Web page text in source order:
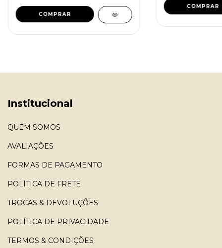
COMPRAR
COMPRAR
Institucional
QUEM SOMOS
AVALIAÇÕES
FORMAS DE PAGAMENTO
POLÍTICA DE FRETE
TROCAS & DEVOLUÇÕES
POLÍTICA DE PRIVACIDADE
TERMOS & CONDIÇÕES